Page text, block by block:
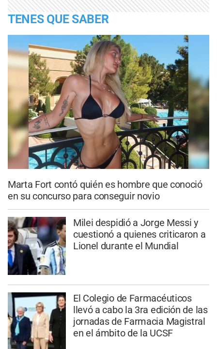
TENES QUE SABER
Marta Fort contó quién es hombre que conoció
en su concurso para conseguir novio
Milei despidió a Jorge Messi y
cuestionó a quienes criticaron a
Lionel durante el Mundial
El Colegio de Farmacéuticos
llevó a cabo la 3ra edición de las
jornadas de Farmacia Magistral
en el ámbito de la UCSF